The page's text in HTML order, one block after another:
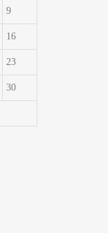
9
16
23
30